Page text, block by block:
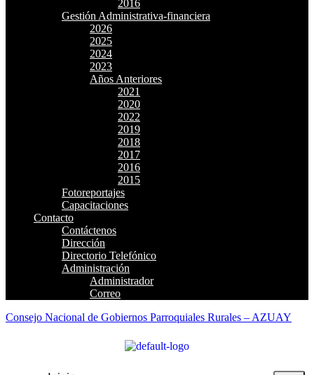
2016
Gestión Administrativa-financiera
2026
2025
2024
2023
Años Anteriores
2021
2020
2022
2019
2018
2017
2016
2015
Fotoreportajes
Capacitaciones
Contacto
Contáctenos
Dirección
Directorio Telefónico
Administración
Administrador
Correo
Consejo Nacional de Gobiernos Parroquiales Rurales – AZUAY